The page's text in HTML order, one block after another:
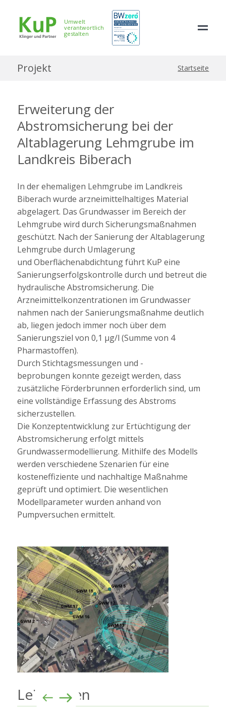
Umwelt
verantwortlich
gestalten
Projekt Startseite
Erweiterung der
Abstromsicherung bei der
Altablagerung Lehmgrube im
Landkreis Biberach
In der ehemaligen Lehmgrube im Landkreis
Biberach wurde arzneimittelhaltiges Material
abgelagert. Das Grundwasser im Bereich der
Lehmgrube wird durch Sicherungsmaßnahmen
geschützt. Nach der Sanierung der Altablagerung
Lehmgrube durch Umlagerung
und Oberflächenabdichtung führt KuP eine
Sanierungserfolgskontrolle durch und betreut die
hydraulische Abstromsicherung. Die
Arzneimittelkonzentrationen im Grundwasser
nahmen nach der Sanierungsmaßnahme deutlich
ab, liegen jedoch immer noch über dem
Sanierungsziel von 0,1 µg/l (Summe von 4
Pharmastoffen).
Durch Stichtagsmessungen und -
beprobungen konnte gezeigt werden, dass
zusätzliche Förderbrunnen erforderlich sind, um
eine vollständige Erfassung des Abstroms
sicherzustellen.
Die Konzeptentwicklung zur Ertüchtigung der
Abstromsicherung erfolgt mittels
Grundwassermodellierung. Mithilfe des Modells
werden verschiedene Szenarien für eine
kosteneffiziente und nachhaltige Maßnahme
geprüft und optimiert. Die wesentlichen
Modellparameter wurden anhand von
Pumpversuchen ermittelt.
Leistungen